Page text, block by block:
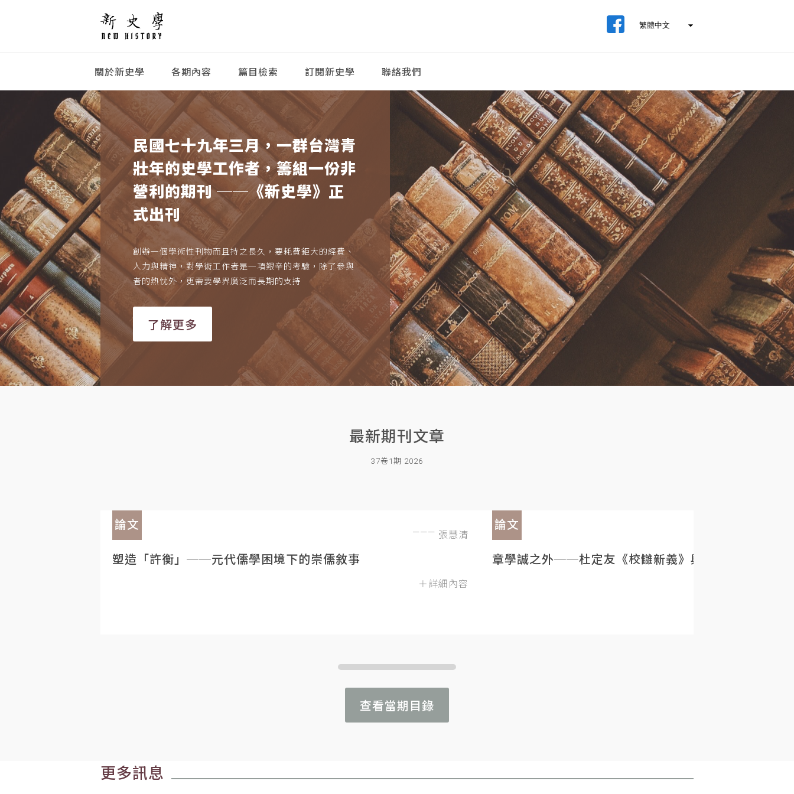
關於新史學 各期內容 篇目檢索 訂閱新史學 聯絡我們
民國七十九年三月，一群台灣青
壯年的史學工作者，籌組一份非
營利的期刊 ──《新史學》正
式出刊
創辦一個學術性刊物而且持之長久，要耗費鉅大的經費、
人力與精神，對學術工作者是一項艱辛的考驗，除了參與
者的熱忱外，更需要學界廣泛而長期的支持
了解更多
最新期刊文章
37卷1期 2026
論文
張慧清
塑造「許衡」──元代儒學困境下的崇儒敘事
＋詳細內容
論文
章學誠之外──杜定友《校讎新義》與民初目錄學的重
查看當期目錄
更多訊息